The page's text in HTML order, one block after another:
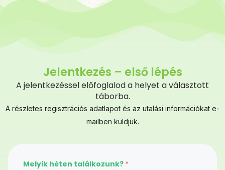
Jelentkezés – első lépés
A jelentkezéssel előfoglalod a helyet a választott
táborba.
A részletes regisztrációs adatlapot és az utalási információkat e-
mailben küldjük.
Melyik héten találkozunk? *